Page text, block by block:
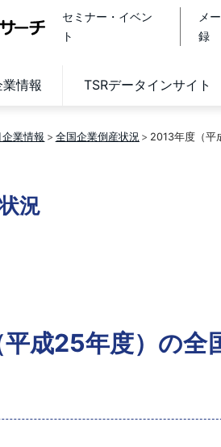
セミナー・イベン
ト
メ
録
情報 TSRデータインサイト
業情報 全国企業倒産状況 2013年度（平
況
成25年度）の全